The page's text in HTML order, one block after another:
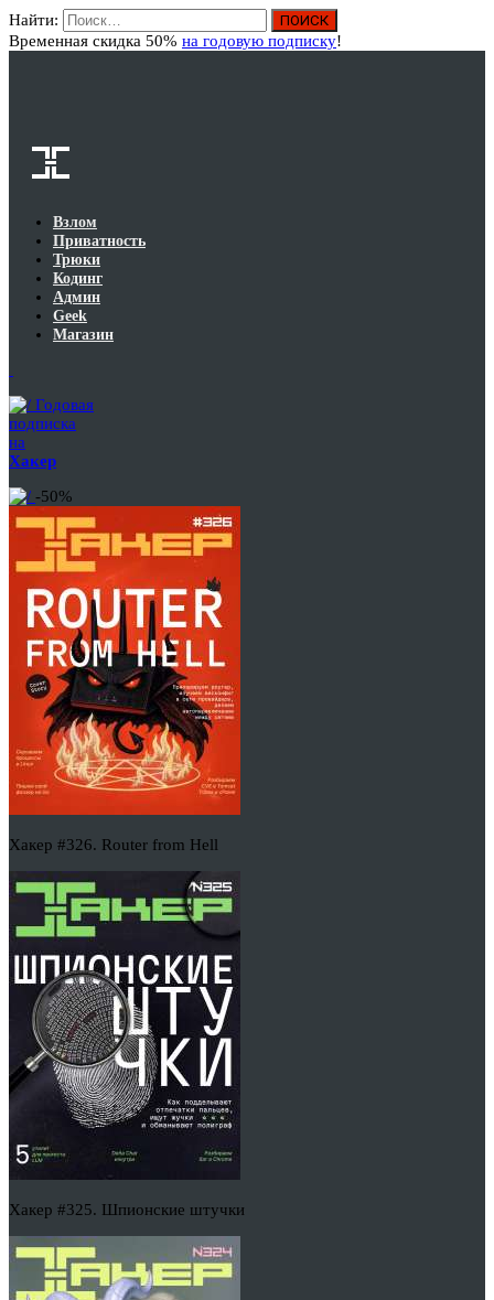
Найти:
Временная скидка 50% на годовую подписку!
Взлом
Приватность
Трюки
Кодинг
Админ
Geek
Магазин
Годовая
подписка
на
Хакер
-50%
Хакер #326. Router from Hell
Хакер #325. Шпионские штучки